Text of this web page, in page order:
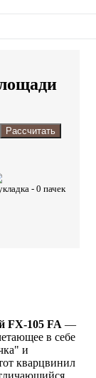
Рассчитать
- 0 пачек
FX-105 FA —
в себе
и
кварцвинил